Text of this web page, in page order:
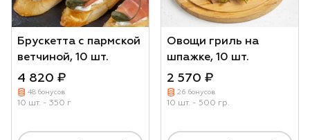
Брускетта с пармской
ветчиной, 10 шт.
4 820 ₽
48 бонусов
10 шт. - 350 г
Овощи гриль на
шпажке, 10 шт.
2 570 ₽
26 бонусов
10 шт. - 500 гр.